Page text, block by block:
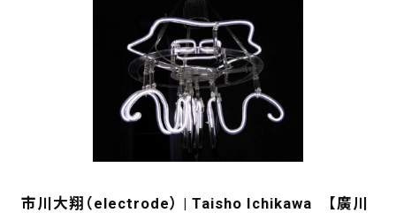
市川大翔（electrode） | Taisho Ichikawa 【廣川